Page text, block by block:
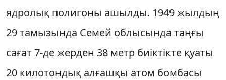
ядролық полигоны ашылды. 1949 жылдың
29 тамызында Семей облысында таңғы
сағат 7-де жерден 38 метр биіктікте қуаты
20 килотондық алғашқы атом бомбасы